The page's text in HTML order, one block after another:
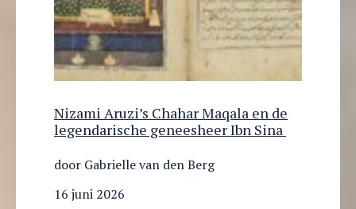
internationale
volksgezondheid
Nizami Aruzi’s Chahar Maqala en de
legendarische geneesheer Ibn Sina
door Gabrielle van den Berg
16 juni 2026